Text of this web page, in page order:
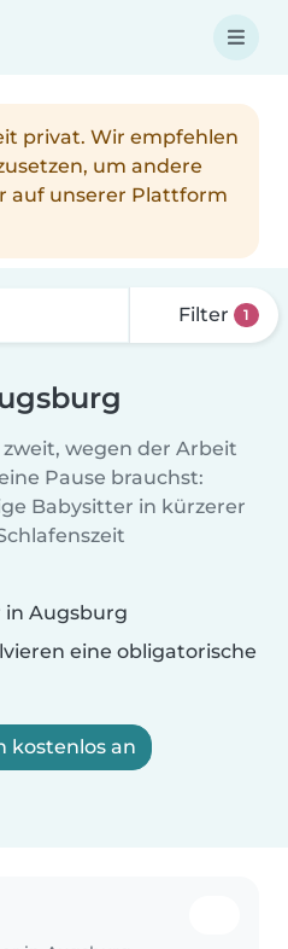
privat. Wir empfehlen
um andere
auf unserer Plattform
Filter 1
wegen der Arbeit
Pause brauchst:
Babysitter in kürzerer
in Augsburg
eine obligatorische
kostenlos an